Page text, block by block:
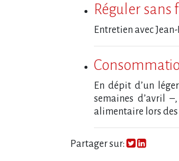
Réguler sans
Entretien avec
En dépit d’un
semaines d’avril
alimentaire lors des
Partager sur: